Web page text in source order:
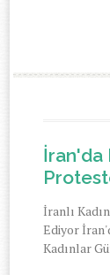
İran'da
İranlı
Ediyor
Kadınlar